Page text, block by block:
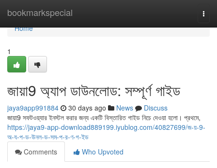
bookmarkspecial
Home
Home
1
জায়া9 অ্যাপ ডাউনলোড: সম্পূর্ণ গাইড
jaya9app991884 30 days ago News
Discuss
জায়া9 সফটওয়্যার ইনস্টল করার জন্য একটি বিস্তারিত গাইড নিচে দেওয়া হলো। প্রথমে,
https://jaya9-app-download889199.iyublog.com/40827699/জ-য়-9-
অ-য-প-ড-উনল-ড-সম-প-র-ণ-গ-ইড
Comments
Who Upvoted